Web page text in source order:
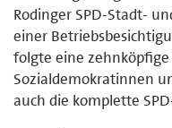
Rodinger SPD-Stadt-
einer
folgte eine
Sozialdemokratinnen
auch die komplette